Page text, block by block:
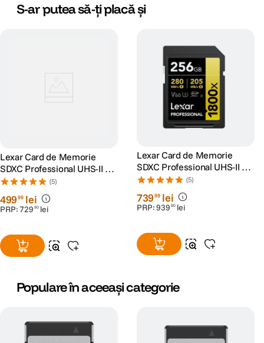
S-ar putea să-ți placă și
Lexar Card de Memorie
SDXC Professional UHS-II BL
1800x 128GB V60 Gold
(5)
49999 lei
PRP:729 90 lei
Lexar Card de Memorie
SDXC Professional UHS-II BL
1800x 256GB V60 Gold
(5)
73999 lei
PRP:939 90 lei
Populare în aceeași categorie